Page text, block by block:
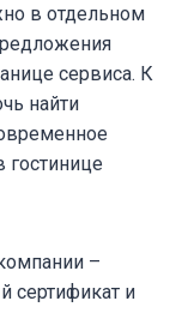
в отдельном
сервиса. К
найти
гостинице
–
сертификат и